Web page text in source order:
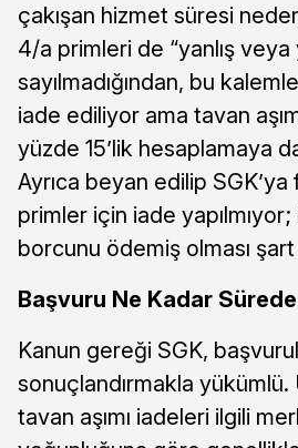
çakışan hizmet süresi
4/a primleri de “yanlış veya
sayılmadığından, bu
iade ediliyor ama tavan
yüzde 15’lik hesaplamaya
Ayrıca beyan edilip SGK’ya
primler için iade
borcunu ödemiş olması
Başvuru Ne Kadar
Kanun gereği SGK,
sonuçlandırmakla
tavan aşımı iadeleri ilgili